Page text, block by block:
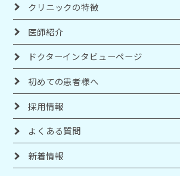
クリニックの特徴
医師紹介
ドクターインタビューページ
初めての患者様へ
採用情報
よくある質問
新着情報